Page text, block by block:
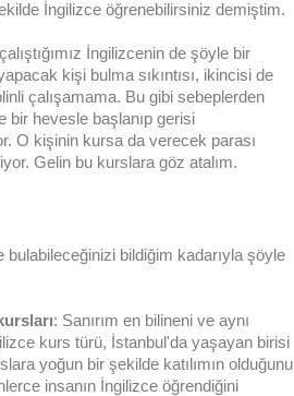
İngilizce öğrenebilirsiniz demiştim.
İngilizcenin de şöyle bir
kişi bulma sıkıntısı, ikincisi de
çalışamama. Bu gibi sebeplerden
bir hevesle başlanıp gerisi
O kişinin kursa da verecek parası
Gelin bu kurslara göz atalım.
bulabileceğinizi bildiğim kadarıyla şöyle
: Sanırım en bilineni ve aynı
kurs türü, İstanbul'da yaşayan birisi
yoğun bir şekilde katılımın olduğunu
insanın İngilizce öğrendiğini